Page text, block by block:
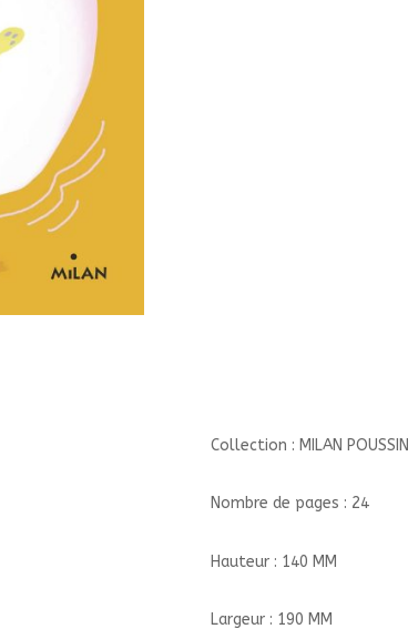
Collection : MILAN POUSSIN
Nombre de pages : 24
Hauteur : 140 MM
Largeur : 190 MM